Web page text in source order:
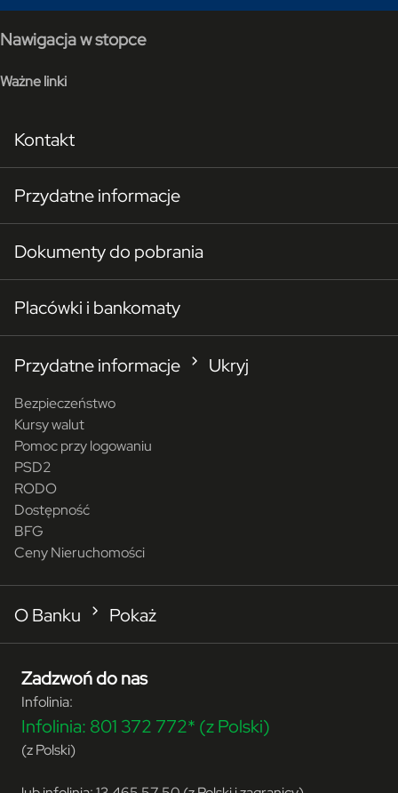
Nawigacja w stopce
Ważne linki
Kontakt
Przydatne informacje
Dokumenty do pobrania
Placówki i bankomaty
Przydatne informacje Ukryj
Bezpieczeństwo
Kursy walut
Pomoc przy logowaniu
PSD2
RODO
Dostępność
BFG
Ceny Nieruchomości
O Banku Pokaż
Zadzwoń do nas
Infolinia:
Infolinia: 801 372 772* (z Polski)
(z Polski)